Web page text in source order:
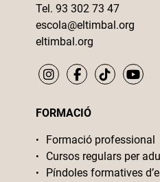
Tel. 93 302 73 47
escola@eltimbal.org
eltimbal.org
FORMACIÓ
Formació professional
Cursos regulars per
Píndoles formatives